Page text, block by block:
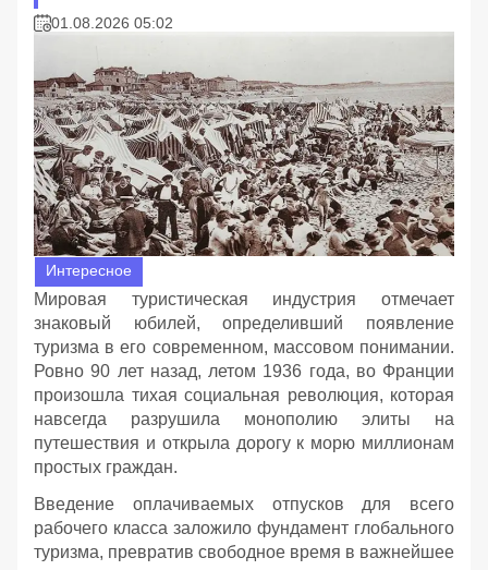
01.08.2026 05:02
Интересное
Мировая туристическая индустрия отмечает
знаковый юбилей, определивший появление
туризма в его современном, массовом понимании.
Ровно 90 лет назад, летом 1936 года, во Франции
произошла тихая социальная революция, которая
навсегда разрушила монополию элиты на
путешествия и открыла дорогу к морю миллионам
простых граждан.
Введение оплачиваемых отпусков для всего
рабочего класса заложило фундамент глобального
туризма, превратив свободное время в важнейшее